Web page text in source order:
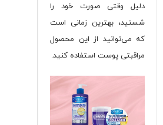
دلیل وقتی صورت خود را
شستید، بهترین زمانی است
که می‌توانید از این محصول
مراقبتی پوست استفاده کنید.